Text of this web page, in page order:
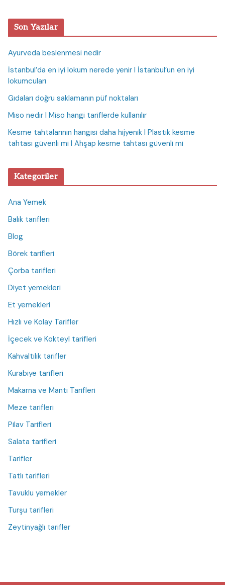
Son Yazılar
Ayurveda beslenmesi nedir
İstanbul’da en iyi lokum nerede yenir I İstanbul’un en iyi
lokumcuları
Gıdaları doğru saklamanın püf noktaları
Miso nedir I Miso hangi tariflerde kullanılır
Kesme tahtalarının hangisi daha hijyenik I Plastik kesme
tahtası güvenli mi I Ahşap kesme tahtası güvenli mi
Kategoriler
Ana Yemek
Balık tarifleri
Blog
Börek tarifleri
Çorba tarifleri
Diyet yemekleri
Et yemekleri
Hızlı ve Kolay Tarifler
İçecek ve Kokteyl tarifleri
Kahvaltılık tarifler
Kurabiye tarifleri
Makarna ve Mantı Tarifleri
Meze tarifleri
Pilav Tarifleri
Salata tarifleri
Tarifler
Tatlı tarifleri
Tavuklu yemekler
Turşu tarifleri
Zeytinyağlı tarifler